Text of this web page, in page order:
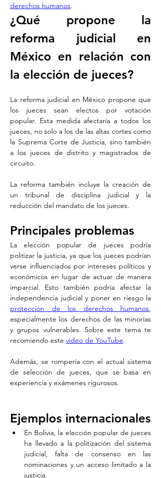
derechos humanos.
¿Qué propone la
reforma judicial en
México en relación con
la elección de jueces?
La reforma judicial en México propone que
los jueces sean electos por votación
popular. Esta medida afectaría a todos los
jueces, no solo a los de las altas cortes como
la Suprema Corte de Justicia, sino también
a los jueces de distrito y magistrados de
circuito.
La reforma también incluye la creación de
un tribunal de disciplina judicial y la
reducción del mandato de los jueces.
Principales problemas
La elección popular de jueces podría
politizar la justicia, ya que los jueces podrían
verse influenciados por intereses políticos y
económicos en lugar de actuar de manera
imparcial. Esto también podría afectar la
protección de los derechos humanos,
especialmente los derechos de las minorías
y grupos vulnerables. Sobre este tema te
recomiendo este video de YouTube.
Además, se rompería con el actual sistema
de selección de jueces, que se basa en
experiencia y exámenes rigurosos.
En Bolivia, la elección popular de jueces
ha llevado a la politización del sistema
judicial, falta de consenso en las
nominaciones y un acceso limitado a la
justicia.